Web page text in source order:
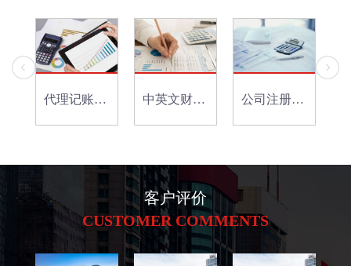
代理记账&纳税申报 中英文财务报表 公司注册登记
客户评价
CUSTOMER COMMENTS